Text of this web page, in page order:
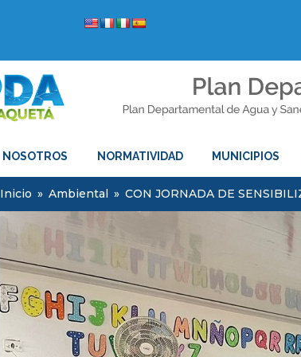
NOSOTROS NORMATIVIDAD MUNICIPIOS
Inicio » Ambiental » CON JORNADA DE